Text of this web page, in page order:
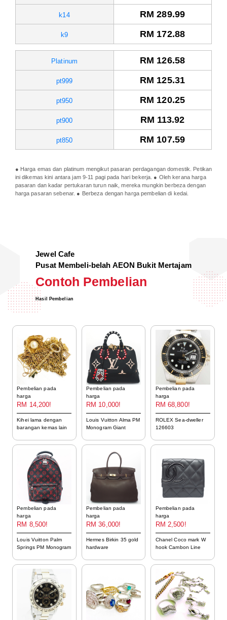
k14 RM 289.99
k9 RM 172.88
Platinum RM 126.58
pt999 RM 125.31
pt950 RM 120.25
pt900 RM 113.92
pt850 RM 107.59
● Harga emas dan platinum mengikut pasaran perdagangan domestik. Petikan
ini dikemas kini antara jam 9-11 pagi pada hari bekerja. ● Oleh kerana harga
pasaran dan kadar pertukaran turun naik, mereka mungkin berbeza dengan
harga pasaran sebenar. ● Berbeza dengan harga pembelian di kedai.
Jewel Cafe
Pusat Membeli-belah AEON Bukit Mertajam
Contoh Pembelian
Hasil Pembelian
Pembelian pada
harga
RM 14,200!
Kihei lama dengan
barangan kemas lain
Pembelian pada
harga
RM 10,000!
Louis Vuitton Alma PM
Monogram Giant
Pembelian pada
harga
RM 68,800!
ROLEX Sea-dweller
126603
Pembelian pada
harga
RM 8,500!
Louis Vuitton Palm
Springs PM Monogram
Pembelian pada
harga
RM 36,000!
Hermes Birkin 35 gold
hardware
Pembelian pada
harga
RM 2,500!
Chanel Coco mark W
hook Cambon Line